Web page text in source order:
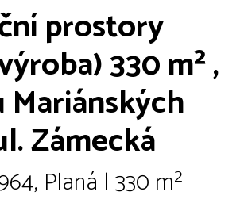
prostory
330 m² ,
Mariánských
Zámecká
Planá | 330 m²